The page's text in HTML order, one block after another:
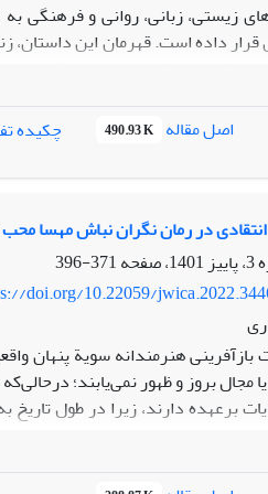
زیستی، زبانی، روانی و فرهنگی
قرار داده است. قهرمان این
نانوشته هر یک به‌نحوی در
هستند. نویسنده با خلق مکانی
توصیفی – تحلیلی ویژگی‌های نوشتار
به بارداری و زایمان از منظر زیستی،
تبلور خاصی در متن یافته‌اند.
حاصل آمده است.
اصل مقاله 490.93 K چکیده
در رمان نگران نباش مهسا
371-396
doi.org/10.22059/
بازآفرینی هنرمندانه سویة پنهان
مجال بروز و ظهور نمی‌یابند؛
بر‌عهده دارند، زیرا در طول
همراه بوده و همپای تحولات
کرده است؛ برخی از نویسندگان زن